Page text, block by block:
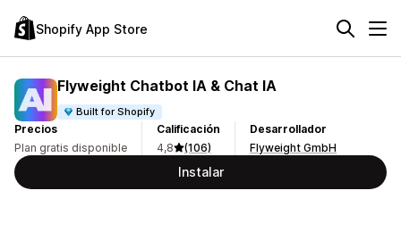
Shopify App Store
Flyweight Chatbot IA & Chat IA
Built for Shopify
Precios
Plan gratis disponible
Calificación
4,8
(106)
Desarrollador
Flyweight GmbH
Instalar